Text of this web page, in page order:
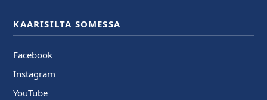
KAARISILTA SOMESSA
Facebook
Instagram
YouTube